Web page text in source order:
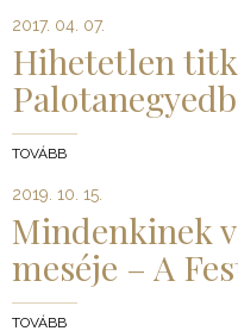
2017. 04. 07.
Hihetetlen
TOVÁBB
2019. 10. 15.
Mindenkinek
meséje – A
TOVÁBB